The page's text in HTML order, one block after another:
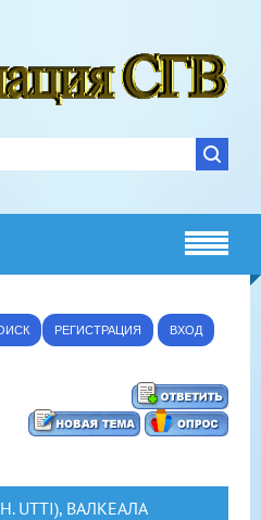
РЕГИСТРАЦИЯ ВХОД
UTTI), ВАЛКЕАЛА